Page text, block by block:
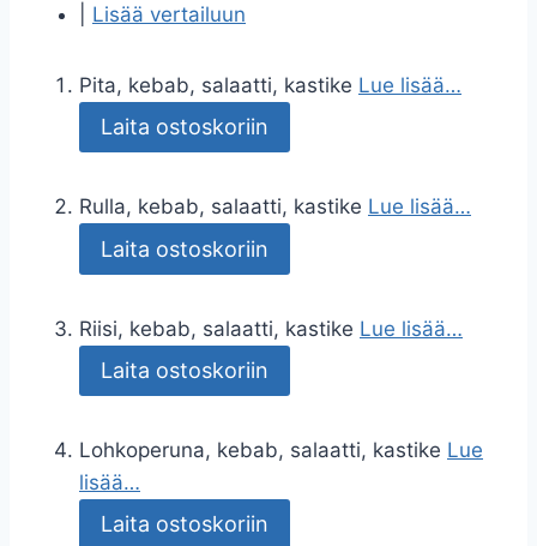
Lisää vertailuun
Pita, kebab, salaatti, kastike Lue lisää…
Laita ostoskoriin
Rulla, kebab, salaatti, kastike Lue lisää…
Laita ostoskoriin
Riisi, kebab, salaatti, kastike Lue lisää…
Laita ostoskoriin
Lohkoperuna, kebab, salaatti, kastike Lue
lisää…
Laita ostoskoriin